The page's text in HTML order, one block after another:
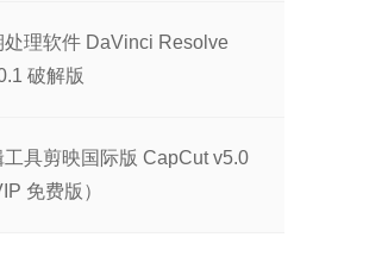
理软件 DaVinci Resolve
破解版
具剪映国际版 CapCut v5.0
免费版）